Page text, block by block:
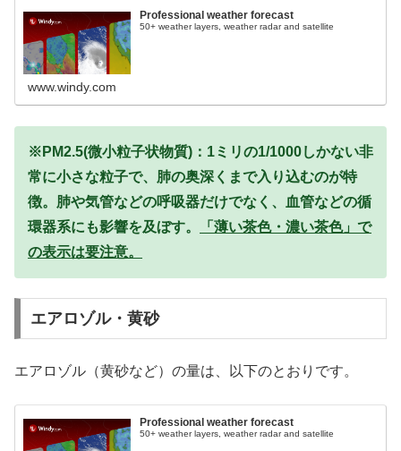
Professional weather forecast
50+ weather layers, weather radar and satellite
www.windy.com
※PM2.5(微小粒子状物質)：1ミリの1/1000しかない非
常に小さな粒子で、肺の奥深くまで入り込むのが特
徴。肺や気管などの呼吸器だけでなく、血管などの循
環器系にも影響を及ぼす。
「薄い茶色・濃い茶色」で
の表示は要注意。
エアロゾル・黄砂
エアロゾル（黄砂など）の量は、以下のとおりです。
Professional weather forecast
50+ weather layers, weather radar and satellite